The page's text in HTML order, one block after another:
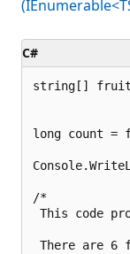
C#
string[] fruits
long count =
/*
This code
There are